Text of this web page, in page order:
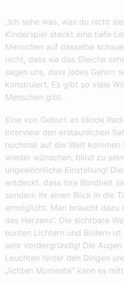
„Ich sehe was, was du nicht
Kinderspiel steckt eine tiefe
Menschen auf dasselbe
nicht, dass sie das Gleiche
sagen uns, dass jedes Gehirn
konstruiert. Es gibt so viele
Menschen gibt.
Eine von Geburt an blinde
Interview den erstaunlichen
nochmal auf die Welt
wieder wünschen, blind zu
ungewöhnliche Einstellung!
entdeckt, dass ihre Blindheit
sondern ihr einen Blick in die
ermöglicht. Man braucht dazu
des Herzens“. Die sichtbare
bunten Lichtern und Bildern
sehr vordergründig! Die
Leuchten hinter den Dingen
„lichten Momente“ kann es